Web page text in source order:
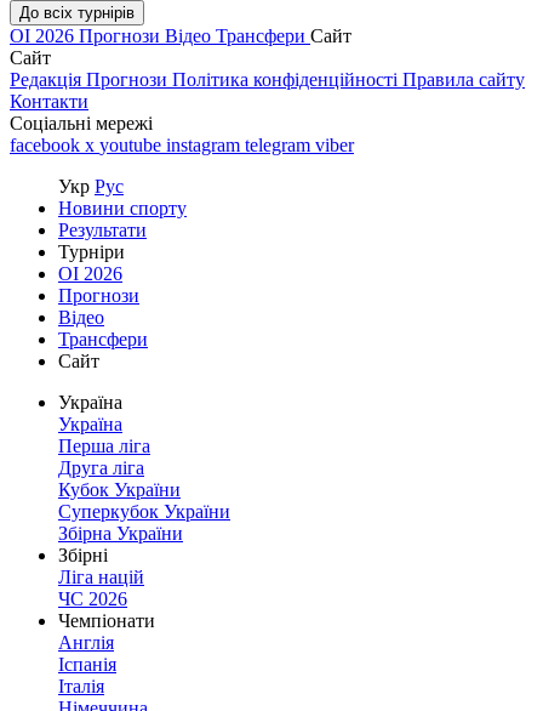
До всіх турнірів
ОІ 2026 Прогнози Відео Трансфери Сайт
Сайт
Редакція Прогнози Політика конфіденційності Правила сайту
Контакти
Соціальні мережі
facebook x youtube instagram telegram viber
Укр Рус
Новини спорту
Результати
Турніри
ОІ 2026
Прогнози
Відео
Трансфери
Сайт
Україна
Україна
Перша ліга
Друга ліга
Кубок України
Суперкубок України
Збірна України
Збірні
Ліга націй
ЧС 2026
Чемпіонати
Англія
Іспанія
Італія